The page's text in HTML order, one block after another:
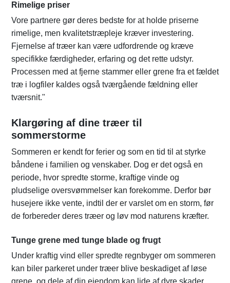
Rimelige priser
Vore partnere gør deres bedste for at holde priserne
rimelige, men kvalitetstræpleje kræver investering.
Fjernelse af træer kan være udfordrende og kræve
specifikke færdigheder, erfaring og det rette udstyr.
Processen med at fjerne stammer eller grene fra et fældet
træ i logfiler kaldes også tværgående fældning eller
tværsnit."
Klargøring af dine træer til
sommerstorme
Sommeren er kendt for ferier og som en tid til at styrke
båndene i familien og venskaber. Dog er det også en
periode, hvor spredte storme, kraftige vinde og
pludselige oversvømmelser kan forekomme. Derfor bør
husejere ikke vente, indtil der er varslet om en storm, før
de forbereder deres træer og løv mod naturens kræfter.
Tunge grene med tunge blade og frugt
Under kraftig vind eller spredte regnbyger om sommeren
kan biler parkeret under træer blive beskadiget af løse